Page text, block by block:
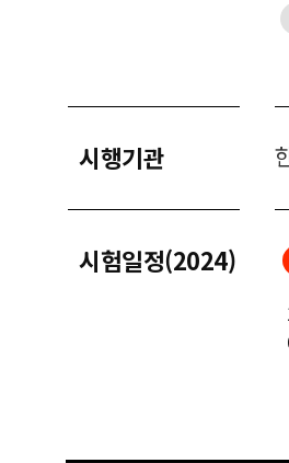
시행기관
시험일정(2024)